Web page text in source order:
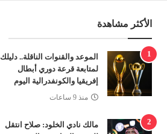
الأكثر مشاهدة
1
الموعد والقنوات الناقلة.. دليلك
لمتابعة قرعة دوري أبطال
إفريقيا والكونفدرالية اليوم
منذ 9 ساعات
2
مالك نادي الخلود: صلاح انتقل